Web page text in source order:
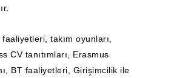
takım oyunları,
CV tanıtımları, Erasmus
BT faaliyetleri, Girişimcilik ile